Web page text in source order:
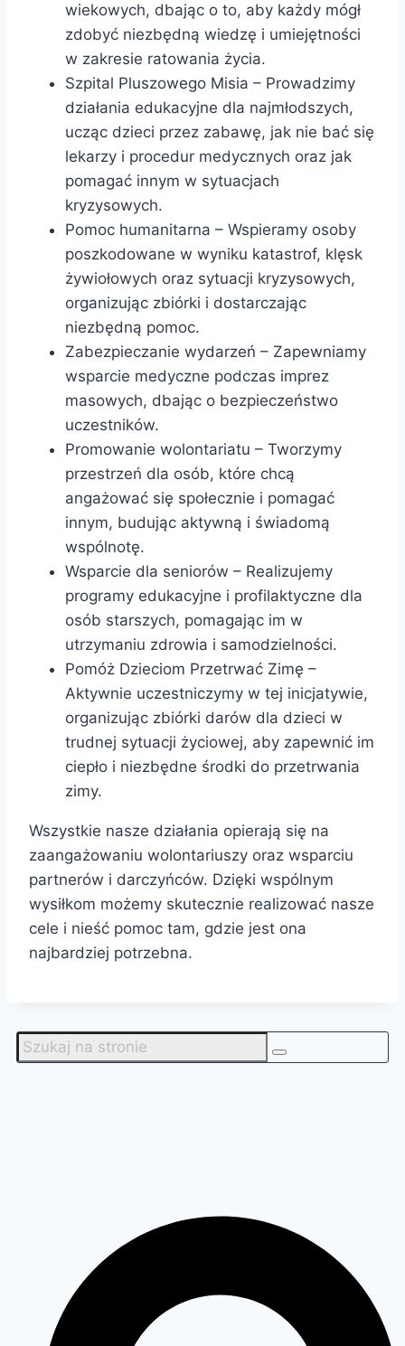
wiekowych, dbając o to, aby każdy mógł
zdobyć niezbędną wiedzę i umiejętności
w zakresie ratowania życia.
Szpital Pluszowego Misia – Prowadzimy
działania edukacyjne dla najmłodszych,
ucząc dzieci przez zabawę, jak nie bać się
lekarzy i procedur medycznych oraz jak
pomagać innym w sytuacjach
kryzysowych.
Pomoc humanitarna – Wspieramy osoby
poszkodowane w wyniku katastrof, klęsk
żywiołowych oraz sytuacji kryzysowych,
organizując zbiórki i dostarczając
niezbędną pomoc.
Zabezpieczanie wydarzeń – Zapewniamy
wsparcie medyczne podczas imprez
masowych, dbając o bezpieczeństwo
uczestników.
Promowanie wolontariatu – Tworzymy
przestrzeń dla osób, które chcą
angażować się społecznie i pomagać
innym, budując aktywną i świadomą
wspólnotę.
Wsparcie dla seniorów – Realizujemy
programy edukacyjne i profilaktyczne dla
osób starszych, pomagając im w
utrzymaniu zdrowia i samodzielności.
Pomóż Dzieciom Przetrwać Zimę –
Aktywnie uczestniczymy w tej inicjatywie,
organizując zbiórki darów dla dzieci w
trudnej sytuacji życiowej, aby zapewnić im
ciepło i niezbędne środki do przetrwania
zimy.
Wszystkie nasze działania opierają się na
zaangażowaniu wolontariuszy oraz wsparciu
partnerów i darczyńców. Dzięki wspólnym
wysiłkom możemy skutecznie realizować nasze
cele i nieść pomoc tam, gdzie jest ona
najbardziej potrzebna.